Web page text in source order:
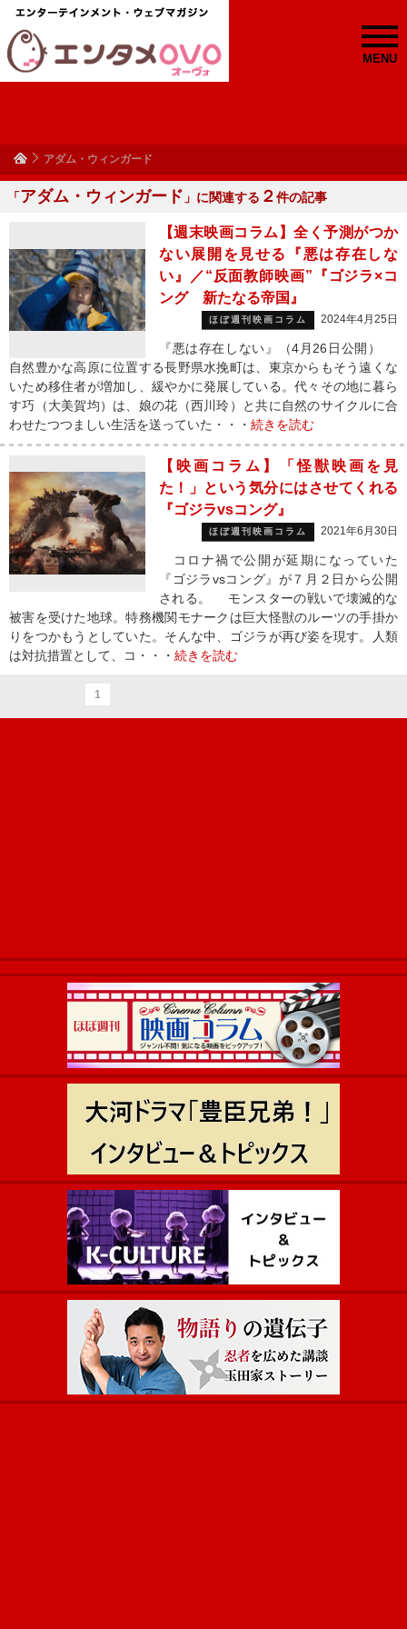
MENU
アダム・ウィンガード
「アダム・ウィンガード 」に関連する ２件の記事
【週末映画コラム】全く予測がつか
ない展開を見せる『悪は存在しな
い』／“反面教師映画”『ゴジラ×コ
ング 新たなる帝国』
ほぼ週刊映画コラム 2024年4月25日
『悪は存在しない』（4月26日公開）
自然豊かな高原に位置する長野県水挽町は、東京からもそう遠くな
いため移住者が増加し、緩やかに発展している。代々その地に暮ら
す巧（大美賀均）は、娘の花（西川玲）と共に自然のサイクルに合
わせたつつましい生活を送っていた・・・ 続きを読む
【映画コラム】「怪獣映画を見
た！」という気分にはさせてくれる
『ゴジラvsコング』
ほぼ週刊映画コラム 2021年6月30日
コロナ禍で公開が延期になっていた
『ゴジラvsコング』が７月２日から公開
される。 モンスターの戦いで壊滅的な
被害を受けた地球。特務機関モナークは巨大怪獣のルーツの手掛か
りをつかもうとしていた。そんな中、ゴジラが再び姿を現す。人類
は対抗措置として、コ・・・ 続きを読む
1